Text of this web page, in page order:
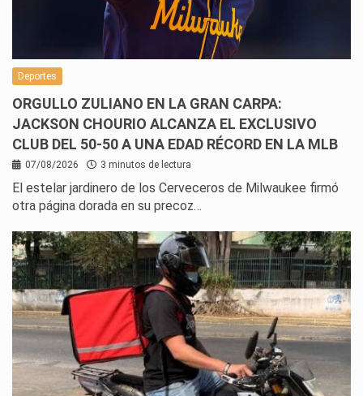
Deportes
ORGULLO ZULIANO EN LA GRAN CARPA:
JACKSON CHOURIO ALCANZA EL EXCLUSIVO
CLUB DEL 50-50 A UNA EDAD RÉCORD EN LA MLB
07/08/2026 3 minutos de lectura
El estelar jardinero de los Cerveceros de Milwaukee firmó
otra página dorada en su precoz…